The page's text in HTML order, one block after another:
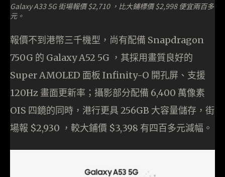
Galaxy A33 5G 街場報價 $2,710 ，比大鋪標價 $2,998 便宜兩百多
元。
報價不到港幣三千機型，尚有配備 Snapdragon
750G 的 Galaxy A52 5G ，其採用畫質良好的
Super AMOLED 面板 Infinity-O 開孔屏、支援
120Hz 畫面更新率；攝影部分配備 6,400 萬像素
OIS 四鏡的同時，港行更具 256GB 大容量儲存，街
場報 $2,930 ，較大鋪價 $3,398 有四百多元減幅。